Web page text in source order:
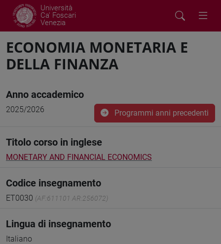
Università
Ca' Foscari
Venezia
ECONOMIA MONETARIA E
DELLA FINANZA
Anno accademico
2025/2026 Programmi anni precedenti
Titolo corso in inglese
MONETARY AND FINANCIAL ECONOMICS
Codice insegnamento
ET0030 (AF:611101 AR:256072)
Lingua di insegnamento
Italiano